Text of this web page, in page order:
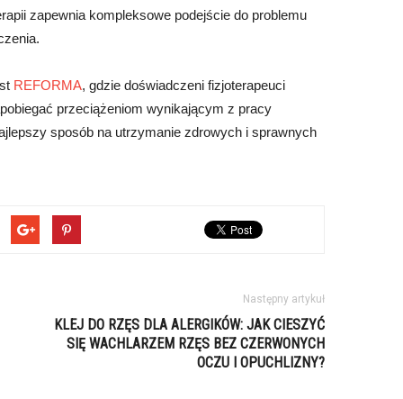
zapewnia kompleksowe podejście do problemu
REFORMA, gdzie doświadczeni fizjoterapeuci
przeciążeniom wynikającym z pracy
sposób na utrzymanie zdrowych i sprawnych
Następny artykuł
KLEJ DO RZĘS DLA ALERGIKÓW: JAK CIESZYĆ
SIĘ WACHLARZEM RZĘS BEZ CZERWONYCH
OCZU I OPUCHLIZNY?